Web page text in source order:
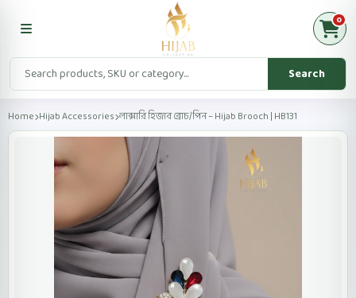
Search
0
Home Hijab Accessories লাক্সারি হিজাব ব্রোচ/পিন – Hijab Brooch | HB131